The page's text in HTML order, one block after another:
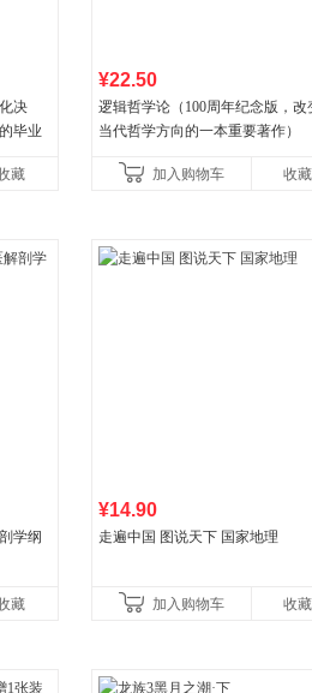
决
毕业
藏
¥22.50
逻辑哲学论（100周年纪念版，改
当代哲学方向的一本重要著作）
加入购物车 收藏
学纲
藏
¥14.90
走遍中国 图说天下 国家地理
加入购物车 收藏